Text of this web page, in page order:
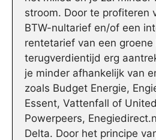
stroom. Door te profiteren
BTW-nultarief en/of een
rentetarief van een
terugverdientijd erg
je minder afhankelijk van
zoals Budget Energie,
Essent, Vattenfall of
Powerpeers,
Delta. Door het principe